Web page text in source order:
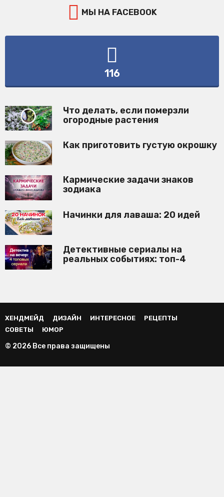
МЫ НА FACEBOOK
116
Что делать, если померзли
огородные растения
Как приготовить густую окрошку
Кармические задачи знаков
зодиака
Начинки для лаваша: 20 идей
Детективные сериалы на
реальных событиях: топ-4
ХЕНДМЕЙД ДИЗАЙН ИНТЕРЕСНОЕ
РЕЦЕПТЫ
СОВЕТЫ
ЮМОР
© 2026 Все права защищены